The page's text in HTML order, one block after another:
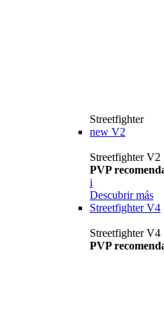
Streetfighter
new V2
Streetfighter V2
PVP
i
Descubrir más
Streetfighter V4
Streetfighter V4
PVP